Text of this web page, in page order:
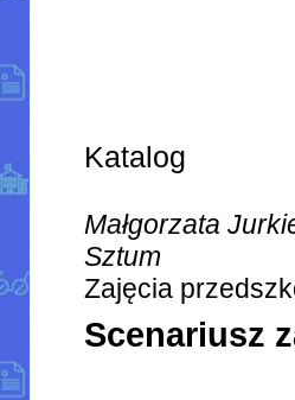
Katalog
Małgorzata
Sztum
Zajęcia
Scenariusz